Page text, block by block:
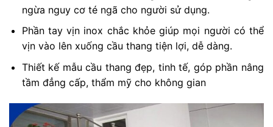
ngừa nguy cơ té ngã cho người sử dụng.
Phần tay vịn inox chắc khỏe giúp mọi người có thể
vịn vào lên xuống cầu thang tiện lợi, dễ dàng.
Thiết kế mẫu cầu thang đẹp, tinh tế, góp phần nâng
tầm đẳng cấp, thẩm mỹ cho không gian